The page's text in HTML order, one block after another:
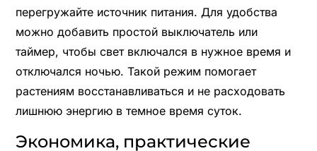
перегружайте источник питания. Для удобства
можно добавить простой выключатель или
таймер, чтобы свет включался в нужное время и
отключался ночью. Такой режим помогает
растениям восстанавливаться и не расходовать
лишнюю энергию в темное время суток.
Экономика, практические